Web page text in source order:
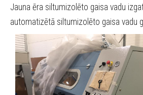
Jauna ēra siltumizolēto gaisa vadu
automatizētā siltumizolēto gaisa vadu